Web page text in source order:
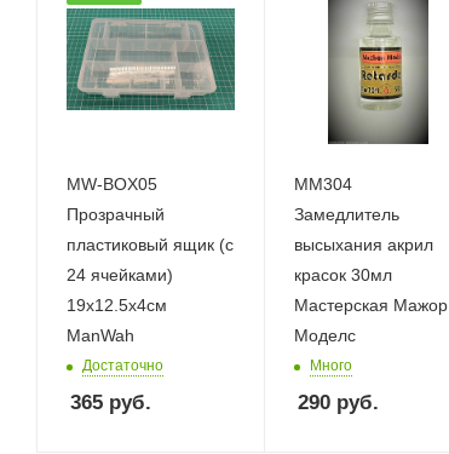
MW-BOX05
Прозрачный
пластиковый ящик (с
24 ячейками)
19х12.5х4см
ManWah
Достаточно
365 руб.
ММ304
Замедлитель
высыхания акрил
красок 30мл
Мастерская Мажор
Моделс
Много
290руб.